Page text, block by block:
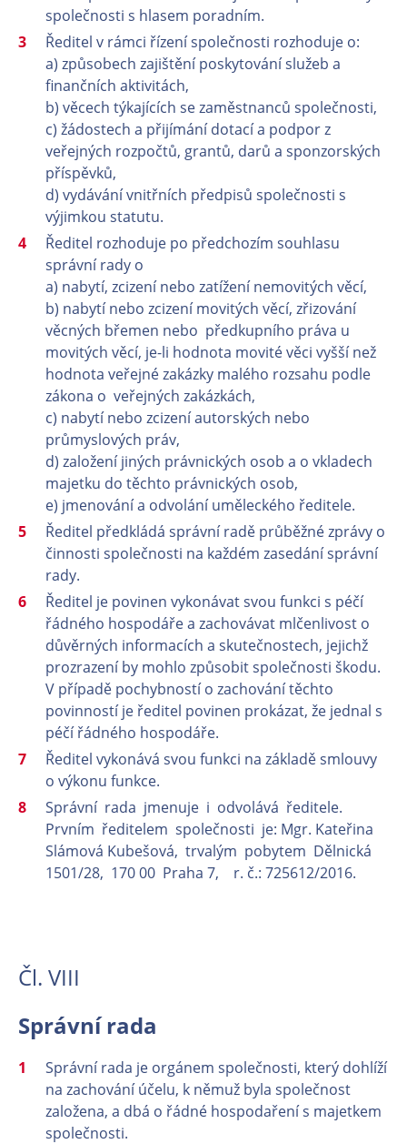
společnosti s hlasem poradním.
Ředitel v rámci řízení společnosti rozhoduje o:
a) způsobech zajištění poskytování služeb a
finančních aktivitách,
b) věcech týkajících se zaměstnanců společnosti,
c) žádostech a přijímání dotací a podpor z
veřejných rozpočtů, grantů, darů a sponzorských
příspěvků,
d) vydávání vnitřních předpisů společnosti s
výjimkou statutu.
Ředitel rozhoduje po předchozím souhlasu
správní rady o
a) nabytí, zcizení nebo zatížení nemovitých věcí,
b) nabytí nebo zcizení movitých věcí, zřizování
věcných břemen nebo předkupního práva u
movitých věcí, je-li hodnota movité věci vyšší než
hodnota veřejné zakázky malého rozsahu podle
zákona o veřejných zakázkách,
c) nabytí nebo zcizení autorských nebo
průmyslových práv,
d) založení jiných právnických osob a o vkladech
majetku do těchto právnických osob,
e) jmenování a odvolání uměleckého ředitele.
Ředitel předkládá správní radě průběžné zprávy o
činnosti společnosti na každém zasedání správní
rady.
Ředitel je povinen vykonávat svou funkci s péčí
řádného hospodáře a zachovávat mlčenlivost o
důvěrných informacích a skutečnostech, jejichž
prozrazení by mohlo způsobit společnosti škodu.
V případě pochybností o zachování těchto
povinností je ředitel povinen prokázat, že jednal s
péčí řádného hospodáře.
Ředitel vykonává svou funkci na základě smlouvy
o výkonu funkce.
Správní rada jmenuje i odvolává ředitele.
Prvním ředitelem společnosti je: Mgr. Kateřina
Slámová Kubešová, trvalým pobytem Dělnická
1501/28, 170 00 Praha 7, r. č.: 725612/2016.
Čl. VIII
Správní rada
Správní rada je orgánem společnosti, který dohlíží
na zachování účelu, k němuž byla společnost
založena, a dbá o řádné hospodaření s majetkem
společnosti.